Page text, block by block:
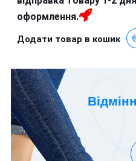
оформлення.
Додати товар в кошик